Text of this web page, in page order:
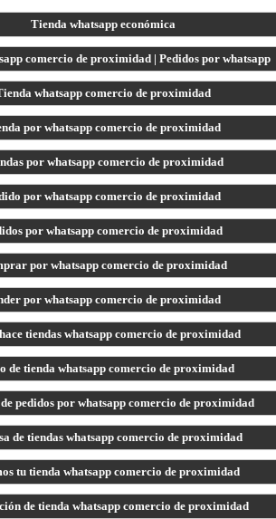
Tienda whatsapp económica
comercio de proximidad | Pedidos por whatsapp
whatsapp comercio de proximidad
por whatsapp comercio de proximidad
por whatsapp comercio de proximidad
por whatsapp comercio de proximidad
por whatsapp comercio de proximidad
por whatsapp comercio de proximidad
por whatsapp comercio de proximidad
tiendas whatsapp comercio de proximidad
de tienda whatsapp comercio de proximidad
pedidos por whatsapp comercio de proximidad
de tiendas whatsapp comercio de proximidad
tu tienda whatsapp comercio de proximidad
de tienda whatsapp comercio de proximidad